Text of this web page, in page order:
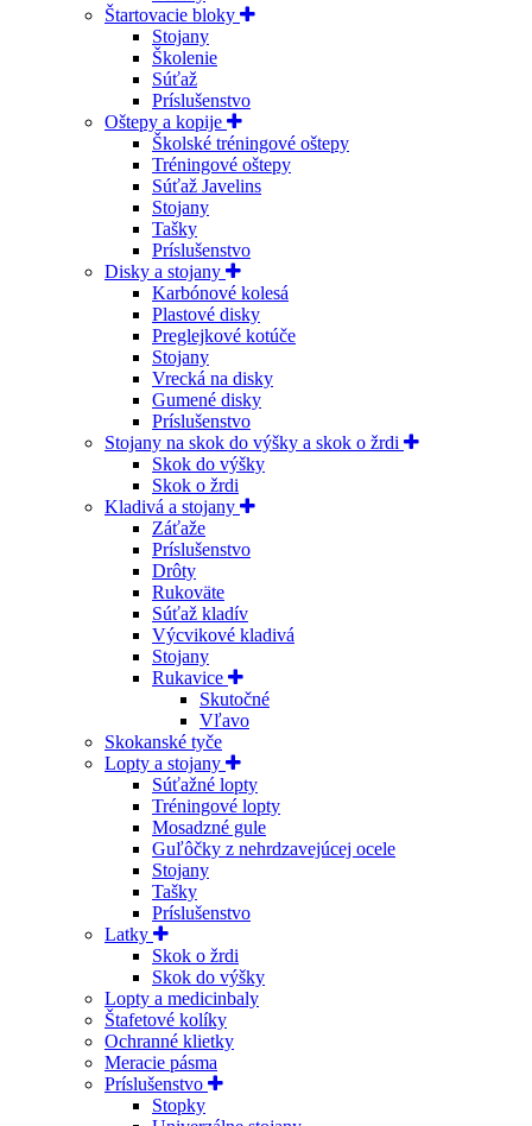
Štartovacie bloky
Stojany
Školenie
Súťaž
Príslušenstvo
Oštepy a kopije
Školské tréningové oštepy
Tréningové oštepy
Súťaž Javelins
Stojany
Tašky
Príslušenstvo
Disky a stojany
Karbónové kolesá
Plastové disky
Preglejkové kotúče
Stojany
Vrecká na disky
Gumené disky
Príslušenstvo
Stojany na skok do výšky a skok o žrdi
Skok do výšky
Skok o žrdi
Kladivá a stojany
Záťaže
Príslušenstvo
Drôty
Rukoväte
Súťaž kladív
Výcvikové kladivá
Stojany
Rukavice
Skutočné
Vľavo
Skokanské tyče
Lopty a stojany
Súťažné lopty
Tréningové lopty
Mosadzné gule
Guľôčky z nehrdzavejúcej ocele
Stojany
Tašky
Príslušenstvo
Latky
Skok o žrdi
Skok do výšky
Lopty a medicinbaly
Štafetové kolíky
Ochranné klietky
Meracie pásma
Príslušenstvo
Stopky